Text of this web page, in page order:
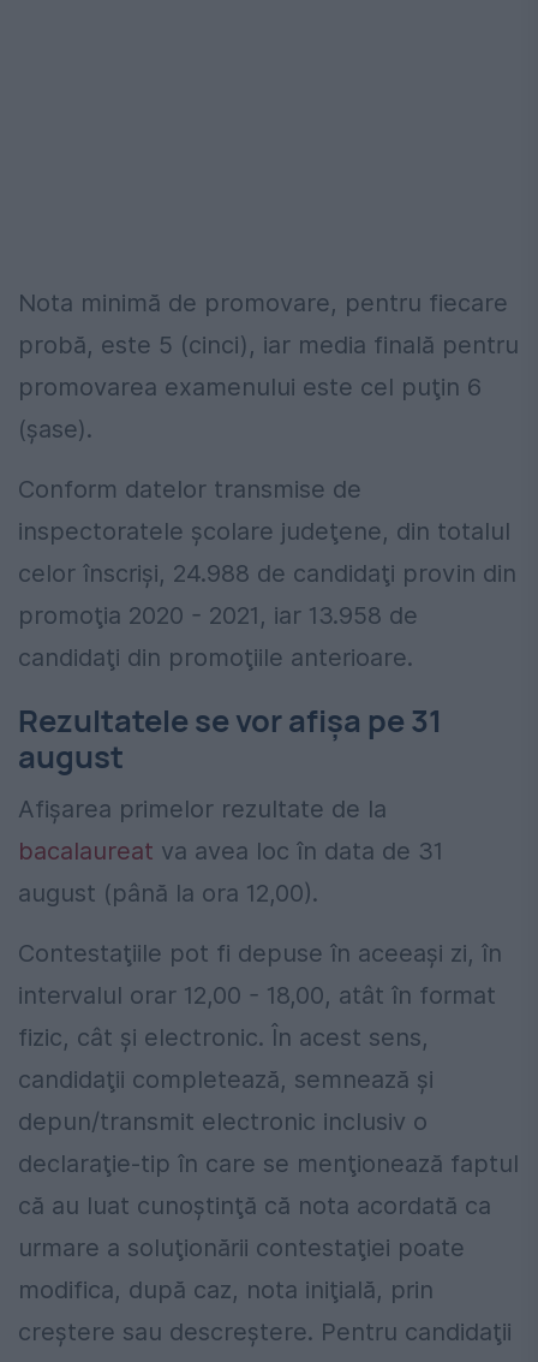
Nota minimă de promovare, pentru fiecare
probă, este 5 (cinci), iar media finală pentru
promovarea examenului este cel puţin 6
(şase).
Conform datelor transmise de
inspectoratele şcolare judeţene, din totalul
celor înscrişi, 24.988 de candidaţi provin din
promoţia 2020 - 2021, iar 13.958 de
candidaţi din promoţiile anterioare.
Rezultatele se vor afișa pe 31
august
Afişarea primelor rezultate de la
bacalaureat va avea loc în data de 31
august (până la ora 12,00).
Contestaţiile pot fi depuse în aceeaşi zi, în
intervalul orar 12,00 - 18,00, atât în format
fizic, cât şi electronic. În acest sens,
candidaţii completează, semnează şi
depun/transmit electronic inclusiv o
declaraţie-tip în care se menţionează faptul
că au luat cunoştinţă că nota acordată ca
urmare a soluţionării contestaţiei poate
modifica, după caz, nota iniţială, prin
creştere sau descreştere. Pentru candidaţii